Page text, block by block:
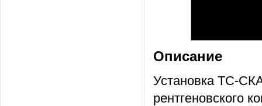
Описание
Установка ТС-
рентгеновского